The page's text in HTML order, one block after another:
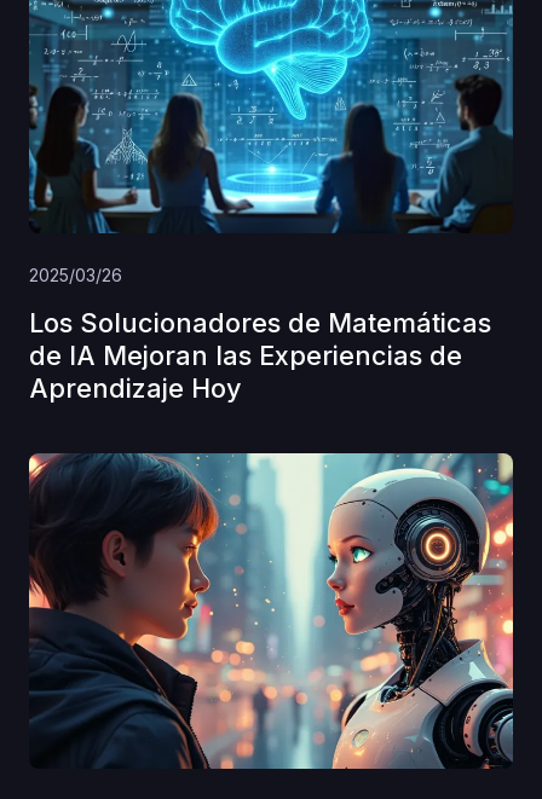
2025/03/26
Los Solucionadores de Matemáticas
de IA Mejoran las Experiencias de
Aprendizaje Hoy